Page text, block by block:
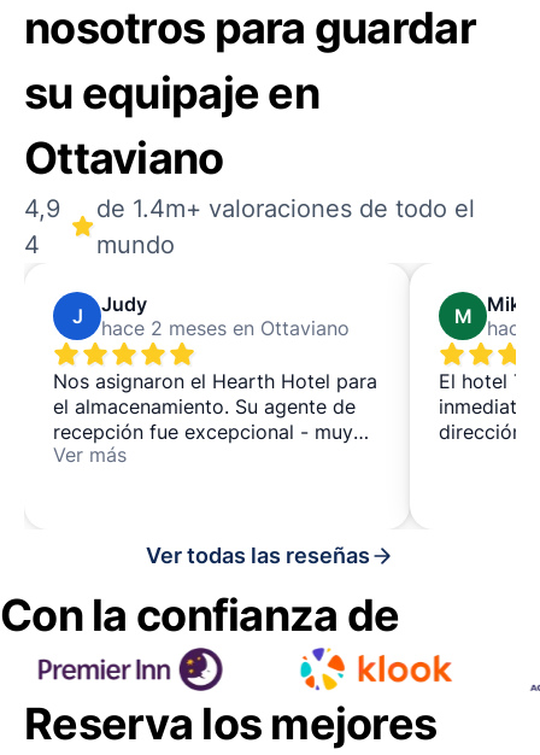
nosotros para guardar
su equipaje en
Ottaviano
4,9
4
de 1.4m+ valoraciones de todo el
mundo
J
Judy
hace 2 meses en Ottaviano
Nos asignaron el Hearth Hotel para
el almacenamiento. Su agente de
recepción fue excepcional - muy
profesional, muy servicial.
Ver más
M
Mike
hace
El hotel
dirección
Ver todas las reseñas
Con la confianza de
Reserva los mejores